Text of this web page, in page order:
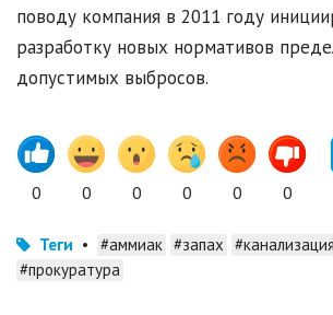
поводу компания в 2011 году
разработку новых нормативов
допустимых выбросов.
0 0 0 0 0 0
Теги • #аммиак #запах #канализация
#прокуратура